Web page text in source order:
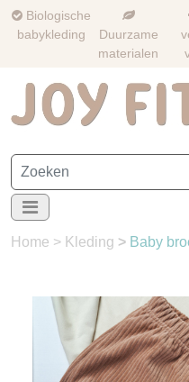
Biologische
babykleding
Duurzame
materialen
Home > Kleding > Baby